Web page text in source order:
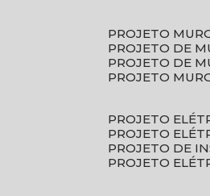
PROJETO
PROJETO DE
PROJETO DE
PROJETO
PROJETO
PROJETO
PROJETO DE
PROJETO